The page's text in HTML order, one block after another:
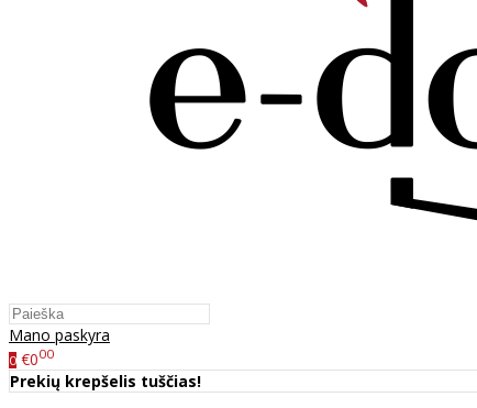
Mano paskyra
0 €000
Prekių krepšelis tuščias!